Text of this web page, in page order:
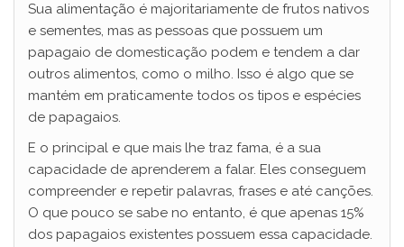
Sua alimentação é majoritariamente de frutos nativos
e sementes, mas as pessoas que possuem um
papagaio de domesticação podem e tendem a dar
outros alimentos, como o milho. Isso é algo que se
mantém em praticamente todos os tipos e espécies
de papagaios.
E o principal e que mais lhe traz fama, é a sua
capacidade de aprenderem a falar. Eles conseguem
compreender e repetir palavras, frases e até canções.
O que pouco se sabe no entanto, é que apenas 15%
dos papagaios existentes possuem essa capacidade.